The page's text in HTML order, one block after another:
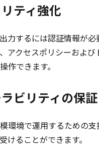
ティ強化
力するには認証情報が必
アクセスポリシーおよ
作できます。
ビリティの保証
環境で運用するための支
けることができます。